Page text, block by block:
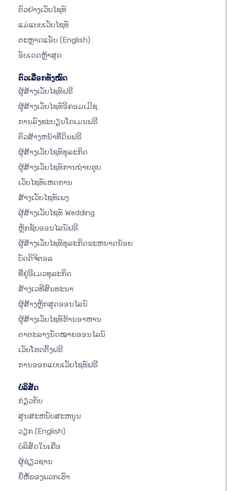
ຕົວຢ່າງເວັບໄຊທ໌
ແມ່ແບບເວັບໄຊທ໌
ຕະຫຼາດແອັບ (English)
ອັບເດດຫຼ້າສຸດ
ຕົວເລືອກທັງໝົດ
ຜູ້ສ້າງເວັບໄຊທ໌ຟຣີ
ຜູ້ສ້າງເວັບໄຊທ໌ອີຄອມເມີຊ
ການລົງທະບຽນໂດເມນຟຣີ
ຕົວສ້າງຫນ້າທີ່ດິນຟຣີ
ຜູ້ສ້າງເວັບໄຊທ໌ທຸລະກິດ
ຜູ້ສ້າງເວັບໄຊທ໌ການຖ່າຍຮູບ
ເວັບໄຊທ໌ເຫດການ
ສ້າງເວັບໄຊທ໌ເພງ
ຜູ້ສ້າງເວັບໄຊທ໌ Wedding
ຫຼັກຊັບອອນໄລນ໌ຟຣີ
ຜູ້ສ້າງເວັບໄຊທ໌ທຸລະກິດຂະຫນາດນ້ອຍ
ບັດດິຈິຕອລ
ທີ່ຢູ່ອີເມວທຸລະກິດ
ສ້າງເວທີສົນທະນາ
ຜູ້ສ້າງຫຼັກສູດອອນໄລນ໌
ຜູ້ສ້າງເວັບໄຊທ໌ຮ້ານອາຫານ
ຕາຕະລາງນັດໝາຍອອນໄລນ໌
ເວັບໂຮດຕິ້ງຟຣີ
ການອອກແບບເວັບໄຊທ໌ຟຣີ
ບໍລິສັດ
ກ່ຽວກັບ
ສູນສະຫນັບສະຫນູນ
ວຽກ (English)
ບໍລິສັດໃນເຄືອ
ຜູ້ຊ່ຽວຊານ
ຍີ່ຫໍ້ຂອງພວກເຮົາ